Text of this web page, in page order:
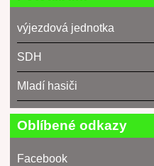
výjezdová jednotka
SDH
Mladí hasiči
Oblíbené odkazy
Facebook